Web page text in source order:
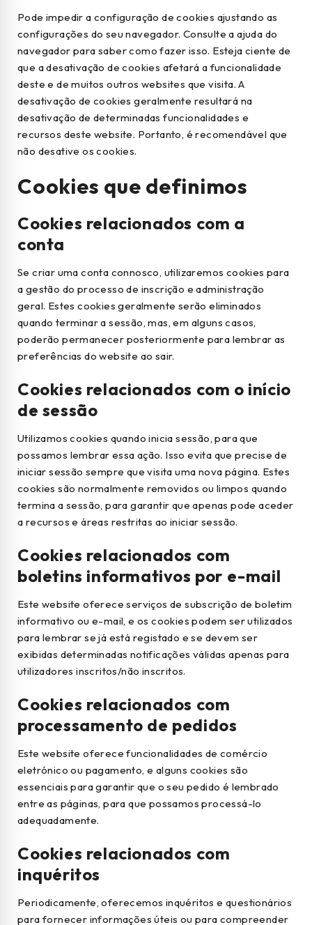
Pode impedir a configuração de cookies ajustando as
configurações do seu navegador. Consulte a ajuda do
navegador para saber como fazer isso. Esteja ciente de
que a desativação de cookies afetará a funcionalidade
deste e de muitos outros websites que visita. A
desativação de cookies geralmente resultará na
desativação de determinadas funcionalidades e
recursos deste website. Portanto, é recomendável que
não desative os cookies.
Cookies que definimos
Cookies relacionados com a
conta
Se criar uma conta connosco, utilizaremos cookies para
a gestão do processo de inscrição e administração
geral. Estes cookies geralmente serão eliminados
quando terminar a sessão, mas, em alguns casos,
poderão permanecer posteriormente para lembrar as
preferências do website ao sair.
Cookies relacionados com o início
de sessão
Utilizamos cookies quando inicia sessão, para que
possamos lembrar essa ação. Isso evita que precise de
iniciar sessão sempre que visita uma nova página. Estes
cookies são normalmente removidos ou limpos quando
termina a sessão, para garantir que apenas pode aceder
a recursos e áreas restritas ao iniciar sessão.
Cookies relacionados com
boletins informativos por e-mail
Este website oferece serviços de subscrição de boletim
informativo ou e-mail, e os cookies podem ser utilizados
para lembrar se já está registado e se devem ser
exibidas determinadas notificações válidas apenas para
utilizadores inscritos/não inscritos.
Cookies relacionados com
processamento de pedidos
Este website oferece funcionalidades de comércio
eletrónico ou pagamento, e alguns cookies são
essenciais para garantir que o seu pedido é lembrado
entre as páginas, para que possamos processá-lo
adequadamente.
Cookies relacionados com
inquéritos
Periodicamente, oferecemos inquéritos e questionários
para fornecer informações úteis ou para compreender